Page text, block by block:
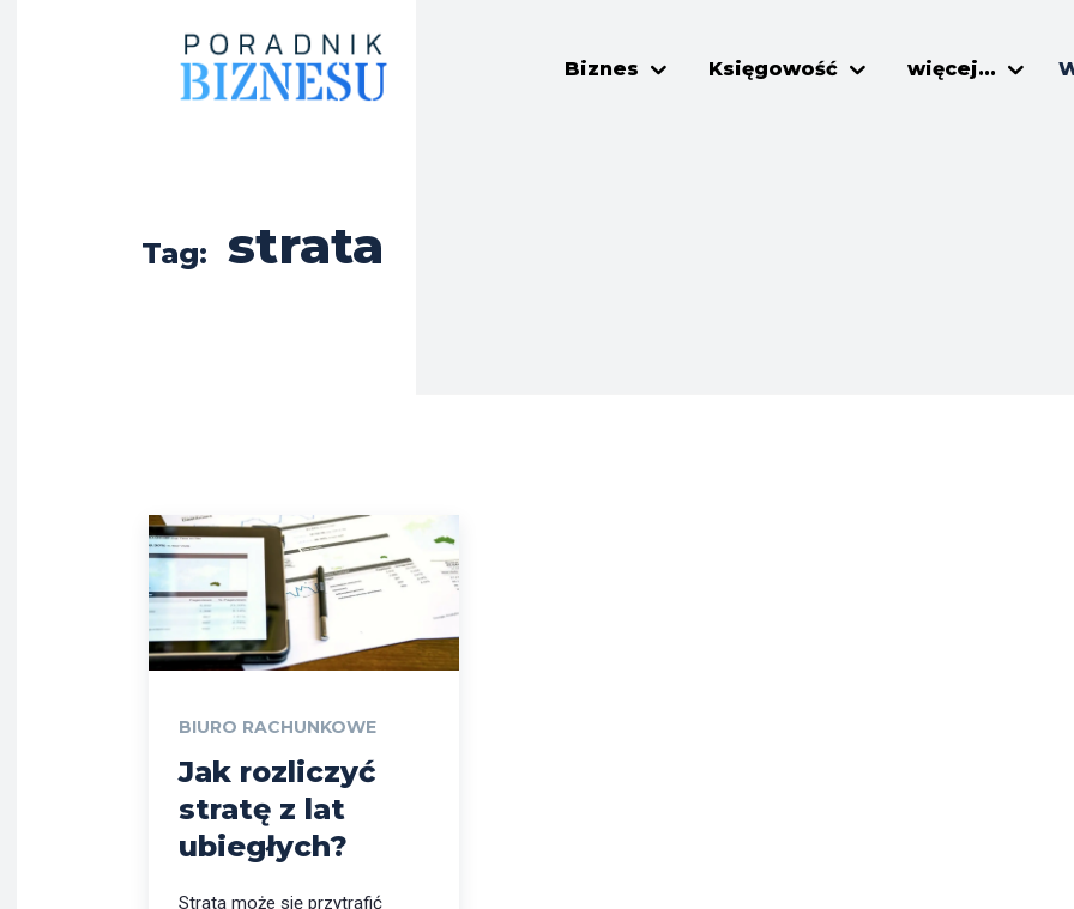
Biznes Księgowość więcej...
Tag: strata
BIURO RACHUNKOWE
Jak rozliczyć
stratę z lat
ubiegłych?
Strata może się przytrafić